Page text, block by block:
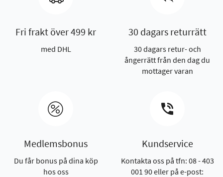
Fri frakt över 499 kr
med DHL
30 dagars returrätt
30 dagars retur- och
ångerrätt från den dag du
mottager varan
Medlemsbonus
Du får bonus på dina köp
hos oss
Kundservice
Kontakta oss på tfn: 08 - 403
001 90 eller på e-post: